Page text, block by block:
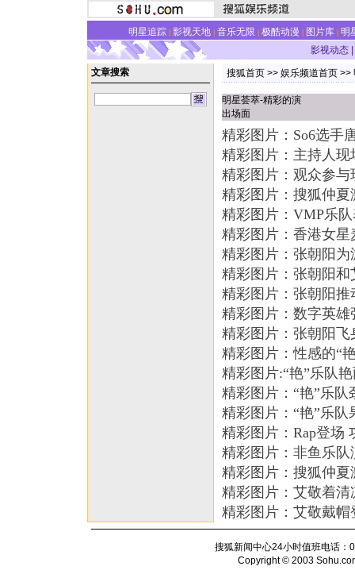
明星追踪 影视天地 音乐无限 极酷动漫 图片库 明
影视动态
文章搜索
搜狐首页 >> 娱乐频道首页 >>
明星荟萃-精彩的演
出场面
精彩图片：So6选手
精彩图片：主持人现
精彩图片：观众参与
精彩图片：搜狐仲
精彩图片：VMP乐
精彩图片：香港女
精彩图片：张朝阳
精彩图片：张朝阳和
精彩图片：张朝阳
精彩图片：数字英
精彩图片：张朝阳
精彩图片：性感的“
精彩图片:“艳”乐队
精彩图片：“艳”乐
精彩图片：“艳”乐队
精彩图片：Rap登场
精彩图片：非鱼乐
精彩图片：搜狐仲夏
精彩图片：艾敬着
精彩图片：艾敬戴
搜狐新闻中心24小时值班电话
Copyright © 2003